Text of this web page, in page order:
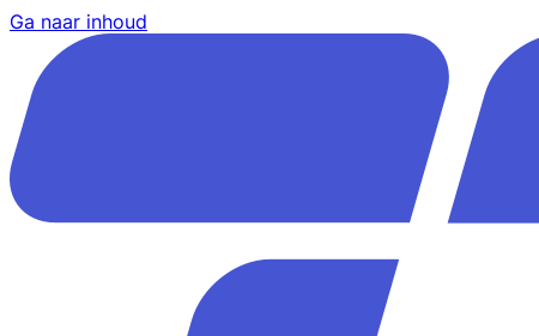
Ga naar inhoud